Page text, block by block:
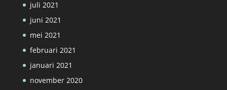
juli 2021
juni 2021
mei 2021
februari 2021
januari 2021
november 2020